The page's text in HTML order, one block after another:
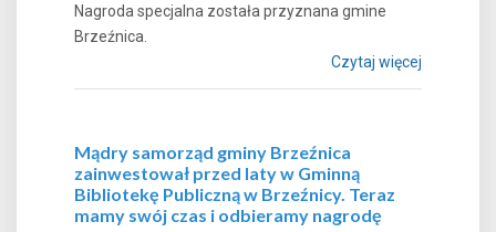
Nagroda specjalna została przyznana gmine
Brzeźnica.
Czytaj więcej
Mądry samorząd gminy Brzeźnica
zainwestował przed laty w Gminną
Bibliotekę Publiczną w Brzeźnicy. Teraz
mamy swój czas i odbieramy nagrodę